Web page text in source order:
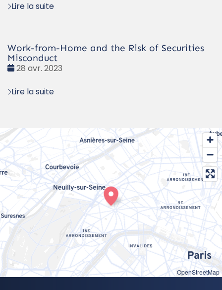
Lire la suite
Work-from-Home and the Risk of Securities
Misconduct
Date
28 avr. 2023
Lire la suite
OpenStreetMap